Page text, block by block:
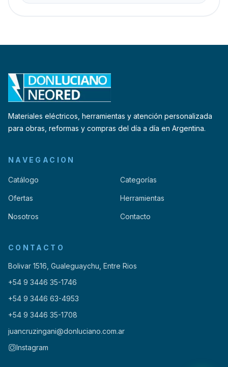
Materiales eléctricos, herramientas y atención personalizada
para obras, reformas y compras del día a día en Argentina.
NAVEGACION
Catálogo Categorías
Ofertas Herramientas
Nosotros Contacto
CONTACTO
Bolivar 1516, Gualeguaychu, Entre Rios
+54 9 3446 35-1746
+54 9 3446 63-4953
+54 9 3446 35-1708
juancruzingani@donluciano.com.ar
Instagram